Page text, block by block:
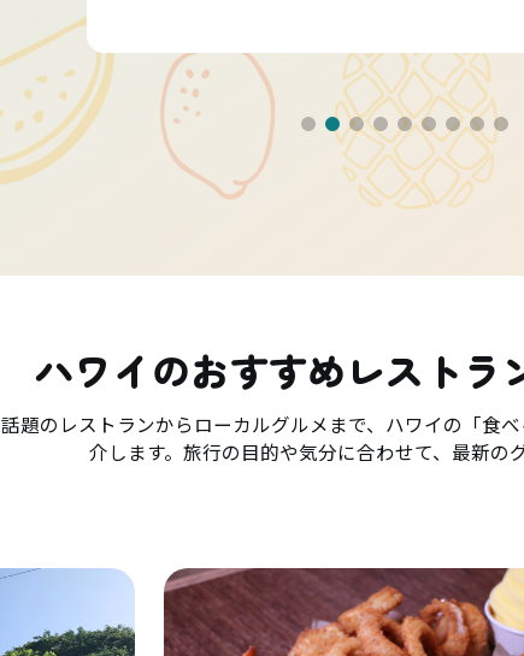
ハワイのおすすめレストラ
話題のレストランからローカルグルメまで、ハワイの「食
介します。旅行の目的や気分に合わせて、最新の